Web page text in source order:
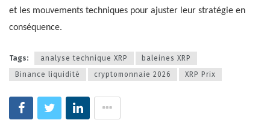
et les mouvements techniques pour ajuster leur stratégie en
conséquence.
Tags: analyse technique XRP
baleines XRP
Binance liquidité
cryptomonnaie 2026 XRP Prix